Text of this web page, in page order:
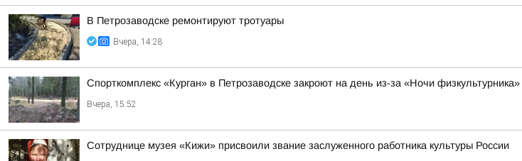
В Петрозаводске ремонтируют тротуары
Вчера, 14:28
Спорткомплекс «Курган» в Петрозаводске закроют на день из-за «Ночи физкультурника»
Вчера, 15:52
Сотруднице музея «Кижи» присвоили звание заслуженного работника культуры России